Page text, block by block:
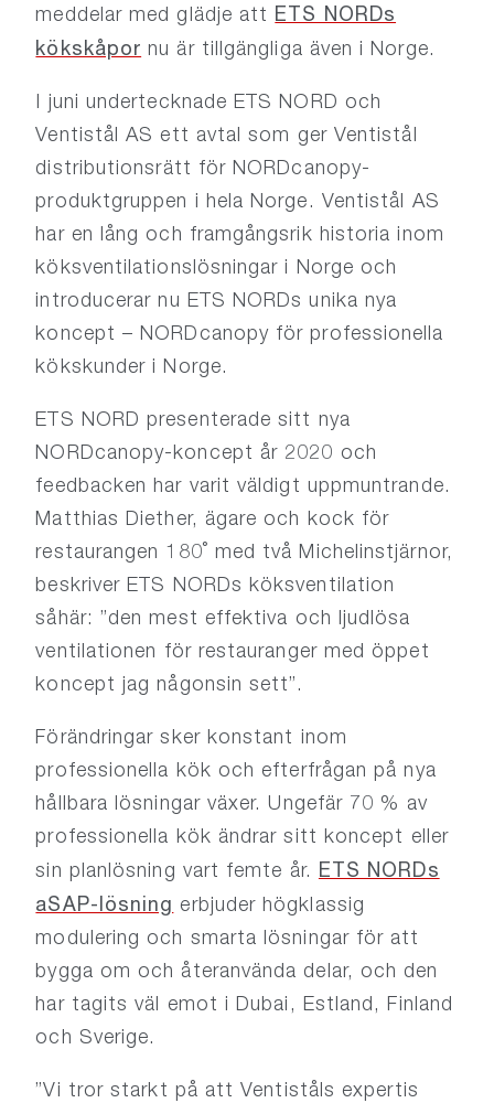
meddelar med glädje att ETS NORDs
kökskåpor nu är tillgängliga även i Norge.
I juni undertecknade ETS NORD och
Ventistål AS ett avtal som ger Ventistål
distributionsrätt för NORDcanopy-
produktgruppen i hela Norge. Ventistål AS
har en lång och framgångsrik historia inom
köksventilationslösningar i Norge och
introducerar nu ETS NORDs unika nya
koncept – NORDcanopy för professionella
kökskunder i Norge.
ETS NORD presenterade sitt nya
NORDcanopy-koncept år 2020 och
feedbacken har varit väldigt uppmuntrande.
Matthias Diether, ägare och kock för
restaurangen 180˚ med två Michelinstjärnor,
beskriver ETS NORDs köksventilation
såhär: ”den mest effektiva och ljudlösa
ventilationen för restauranger med öppet
koncept jag någonsin sett”.
Förändringar sker konstant inom
professionella kök och efterfrågan på nya
hållbara lösningar växer. Ungefär 70 % av
professionella kök ändrar sitt koncept eller
sin planlösning vart femte år. ETS NORDs
aSAP-lösning erbjuder högklassig
modulering och smarta lösningar för att
bygga om och återanvända delar, och den
har tagits väl emot i Dubai, Estland, Finland
och Sverige.
”Vi tror starkt på att Ventiståls expertis